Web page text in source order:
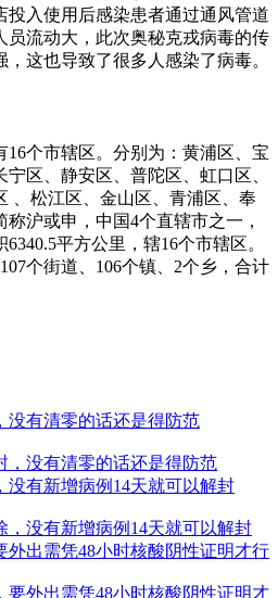
投入使用后感染患者通过通风管道
员流动大，此次奥秘克戎病毒的传
这也导致了很多人感染了病毒。
个市辖区。分别为：黄浦区、宝
区、静安区、普陀区、虹口区、
、松江区、金山区、青浦区、奉
沪或申，中国4个直辖市之一，
平方公里，辖16个市辖区。
个街道、106个镇、2个乡，合计
没有清零的话还是得防范
有新增病例14天就可以解封
外出需凭48小时核酸阴性证明才行